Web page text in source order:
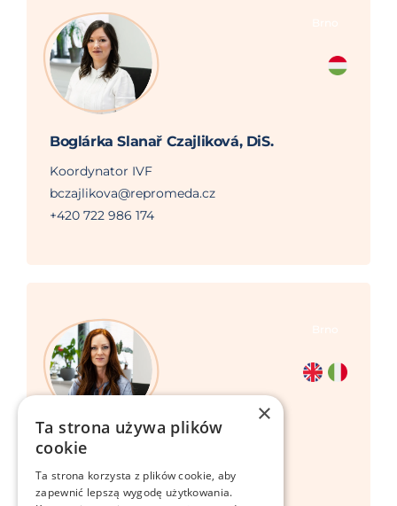
Boglárka Slanař Czajliková, DiS.
Koordynator IVF
bczajlikova@repromeda.cz
+420 722 986 174
Mgr. Barbora Kahwaji
Kierownik programu macierzyństwa
zastępczego
×
Ta strona używa plików
cookie
Ta strona korzysta z plików cookie, aby
zapewnić lepszą wygodę użytkowania.